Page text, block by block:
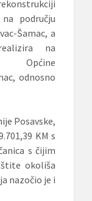
području
Šamac, a
na
Općine
odnosno
Posavske,
KM s
s čijim
okoliša
nazočio je i